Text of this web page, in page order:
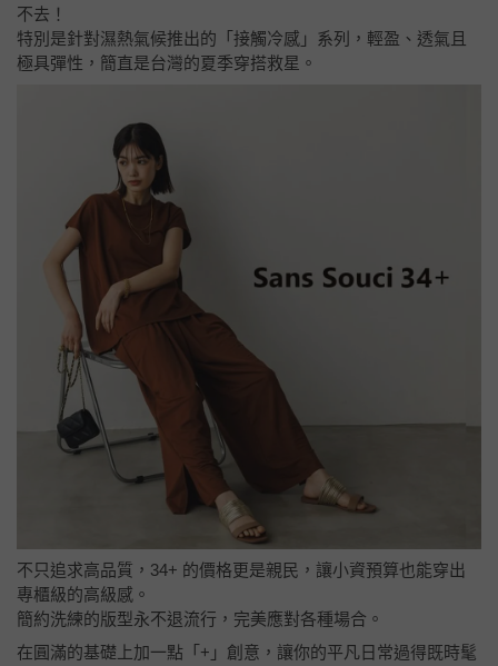
不去！
特別是針對濕熱氣候推出的「接觸冷感」系列，輕盈、透氣且
極具彈性，簡直是台灣的夏季穿搭救星。
不只追求高品質，34+ 的價格更是親民，讓小資預算也能穿出
專櫃級的高級感。
簡約洗練的版型永不退流行，完美應對各種場合。
在圓滿的基礎上加一點「+」創意，讓你的平凡日常過得既時髦